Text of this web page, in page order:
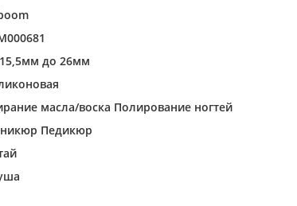
до 26мм
масла/воска Полирование ногтей
Педикюр